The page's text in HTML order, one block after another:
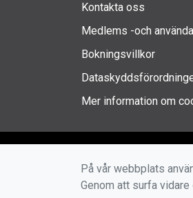
Kontakta oss
Medlems -och
Bokningsvillkor
Mer information om
På vår webbplats
Genom att surfa vidare